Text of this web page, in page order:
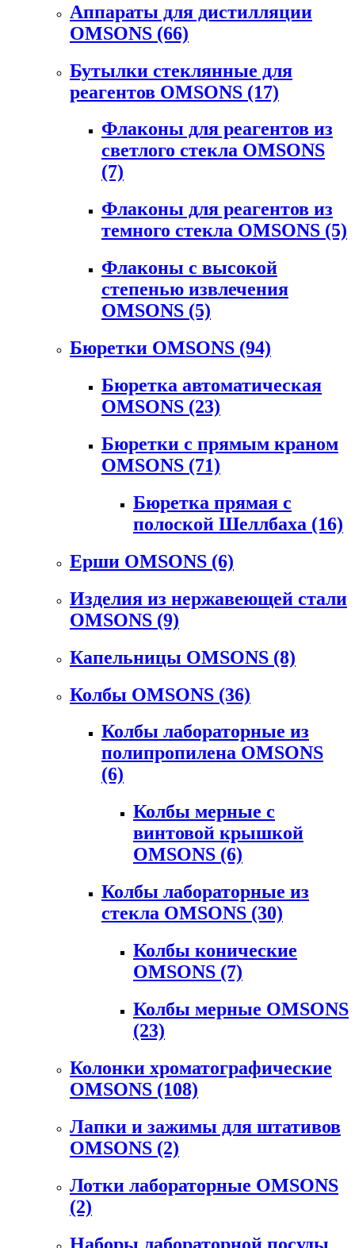
Аппараты для дистилляции
OMSONS (66)
Бутылки стеклянные для
реагентов OMSONS (17)
Флаконы для реагентов из
светлого стекла OMSONS
(7)
Флаконы для реагентов из
темного стекла OMSONS (5)
Флаконы с высокой
степенью извлечения
OMSONS (5)
Бюретки OMSONS (94)
Бюретка автоматическая
OMSONS (23)
Бюретки с прямым краном
OMSONS (71)
Бюретка прямая с
полоской Шеллбаха (16)
Ерши OMSONS (6)
Изделия из нержавеющей стали
OMSONS (9)
Капельницы OMSONS (8)
Колбы OMSONS (36)
Колбы лабораторные из
полипропилена OMSONS
(6)
Колбы мерные с
винтовой крышкой
OMSONS (6)
Колбы лабораторные из
стекла OMSONS (30)
Колбы конические
OMSONS (7)
Колбы мерные OMSONS
(23)
Колонки хроматографические
OMSONS (108)
Лапки и зажимы для штативов
OMSONS (2)
Лотки лабораторные OMSONS
(2)
Наборы лабораторной посуды